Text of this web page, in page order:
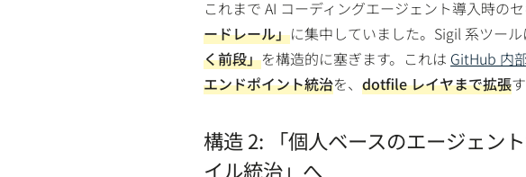
これまで AI コーディングエージェント導入時の
ードレール」に集中していました。Sigil 系ツール
く前段」を構造的に塞ぎます。これは GitHub 内
エンドポイント統治を、 dotfile レイヤまで拡張
構造 2: 「個人ベースのエージェン
イル統治」へ